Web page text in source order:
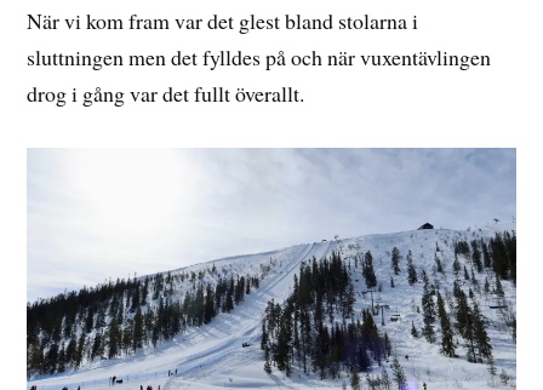
När vi kom fram var det glest bland stolarna i
sluttningen men det fylldes på och när vuxentävlingen
drog i gång var det fullt överallt.